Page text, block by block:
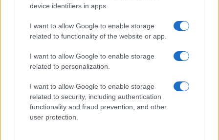
device identifiers in apps.
I want to allow Google to enable storage
related to functionality of the website or app.
I want to allow Google to enable storage
related to personalization.
I want to allow Google to enable storage
related to security, including authentication
functionality and fraud prevention, and other
user protection.
Kinza Babylon Staked
(KBTC)
Morpho Vault
(STEAKEURCV)
$100,000,000,000,000.00
Epoch Island
(EPOCH)
$0.032